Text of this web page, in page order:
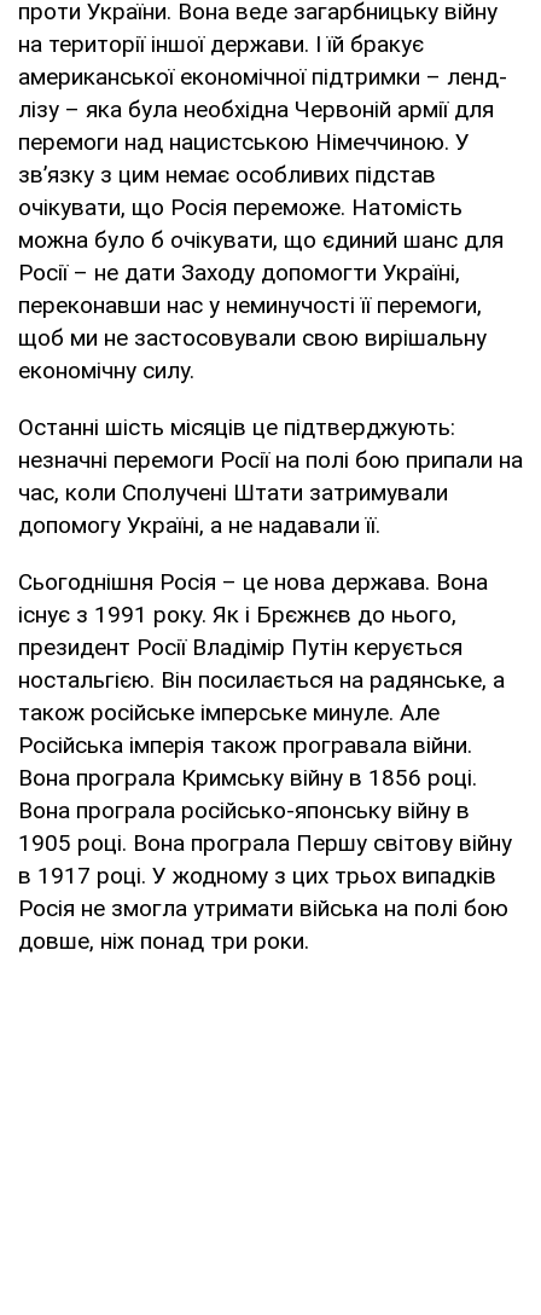
проти України. Вона веде загарбницьку війну
на території іншої держави. І їй бракує
американської економічної підтримки – ленд-
лізу – яка була необхідна Червоній армії для
перемоги над нацистською Німеччиною. У
зв’язку з цим немає особливих підстав
очікувати, що Росія переможе. Натомість
можна було б очікувати, що єдиний шанс для
Росії – не дати Заходу допомогти Україні,
переконавши нас у неминучості її перемоги,
щоб ми не застосовували свою вирішальну
економічну силу.
Останні шість місяців це підтверджують:
незначні перемоги Росії на полі бою припали на
час, коли Сполучені Штати затримували
допомогу Україні, а не надавали її.
Сьогоднішня Росія – це нова держава. Вона
існує з 1991 року. Як і Брєжнєв до нього,
президент Росії Владімір Путін керується
ностальгією. Він посилається на радянське, а
також російське імперське минуле. Але
Російська імперія також програвала війни.
Вона програла Кримську війну в 1856 році.
Вона програла російсько-японську війну в
1905 році. Вона програла Першу світову війну
в 1917 році. У жодному з цих трьох випадків
Росія не змогла утримати війська на полі бою
довше, ніж понад три роки.